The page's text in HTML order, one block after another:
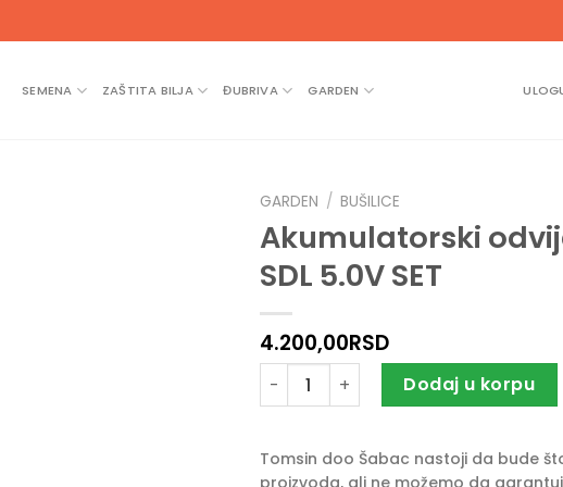
SEMENA ZAŠTITA BILJA ĐUBRIVA GARDEN
GARDEN / BUŠILICE
Akumulatorski
SDL 5.0V SET
4.200,00RSD
Akumulatorski odvijač Villager VLN
Dodaj u korpu
Tomsin doo Šabac nastoji da bude